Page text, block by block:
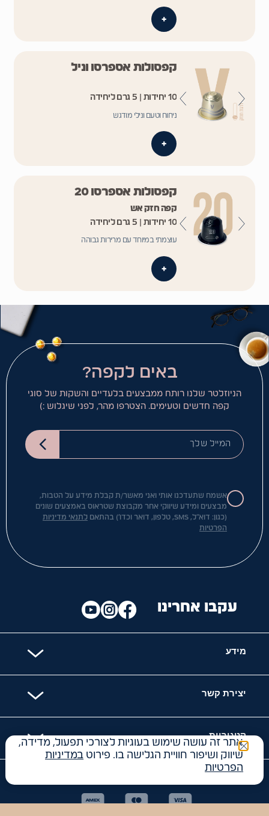
+
קפסולות אספרסו וניל
10 יחידות | 5 גרם ליחידה
ניחוח וטעם ונילי מודגש
+
קפסולות אספרסו 20
קפה חזק אש
10 יחידות | 5 גרם ליחידה
עוצמתי במיוחד עם מרירות גבוהה
+
באים לקפה?
הניוזלטר שלנו רותח ממבצעים בלעדיים והשקות של סוגי
קפה חדשים וטעימים. הצטרפו מהר, לפני שיגלוש :)
המייל שלך
אשמח שתעדכנו אותי ואני מאשר/ת קבלת מידע על הטבות,
מבצעים ומידע שיווקי אחר מקבוצת שטראוס באמצעים שונים
(כגון: דוא"ל, SMS, טלפון, דואר וכדו') בהתאם
לתנאי מדיניות
הפרטיות
מידע
יצירת קשר
קטגוריות
עקבו אחרינו
אתר זה עושה שימוש בעוגיות לצורכי תפעול, מדידה,
שיווק ושיפור חוויית הגלישה בו. פירוט במדיניות
הפרטיות